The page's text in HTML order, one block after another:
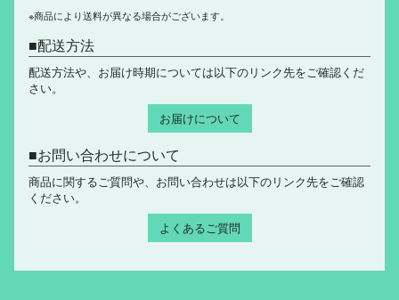
※商品により送料が異なる場合がございます。
配送方法
配送方法や、お届け時期については以下のリンク先をご確認くだ
さい。
お届けについて
お問い合わせについて
商品に関するご質問や、お問い合わせは以下のリンク先をご確認
ください。
よくあるご質問